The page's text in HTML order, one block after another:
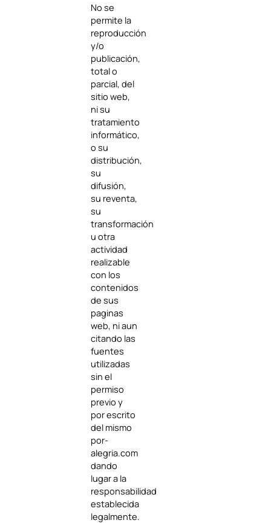
No se
permite la
reproducción
y/o
publicación,
total o
parcial, del
sitio web,
ni su
tratamiento
informático,
o su
distribución,
su
difusión,
su reventa,
su
transformación
u otra
actividad
realizable
con los
contenidos
de sus
paginas
web, ni aun
citando las
fuentes
utilizadas
sin el
permiso
previo y
por escrito
del mismo
por-
alegria.com
dando
lugar a la
responsabilidad
establecida
legalmente.